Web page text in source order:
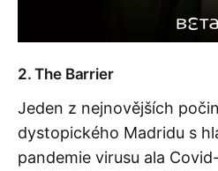
2. The Barrier
Jeden z nejnovějších
dystopického Madridu s
pandemie virusu ala